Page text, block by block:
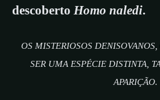
descoberto Homo naledi.
OS MISTERIOSOS
SER UMA ESPÉCIE DISTINTA,
APARIÇÃO.